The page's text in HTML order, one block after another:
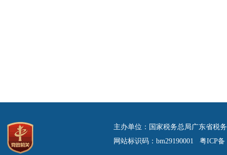
主办单位：国家税务总局广东省税
网站标识码：bm29190001 粤ICP